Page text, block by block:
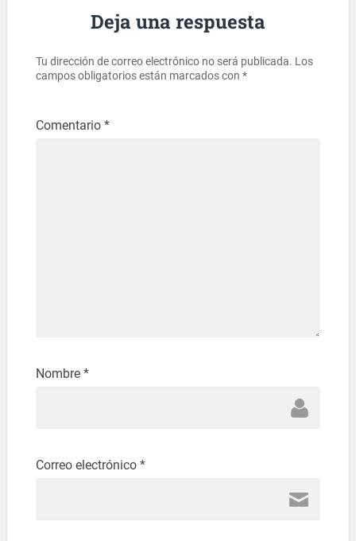
Deja una respuesta
Tu dirección de correo electrónico no será publicada. Los
campos obligatorios están marcados con *
Comentario *
Nombre *
Correo electrónico *